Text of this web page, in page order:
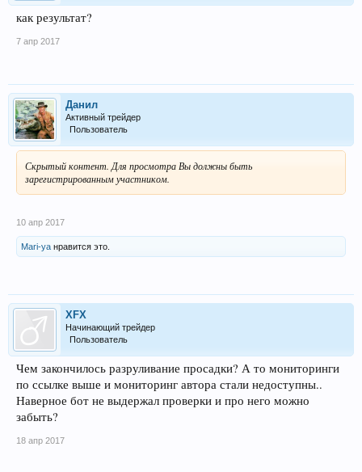
как результат?
7 апр 2017
Данил
Активный трейдер
Пользователь
Скрытый контент. Для просмотра Вы должны быть
зарегистрированным участником.
10 апр 2017
Mari-ya нравится это.
XFX
Начинающий трейдер
Пользователь
Чем закончилось разруливание просадки? А то мониторинги
по ссылке выше и мониторинг автора стали недоступны..
Наверное бот не выдержал проверки и про него можно
забыть?
18 апр 2017